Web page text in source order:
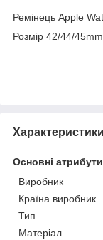
Ремінець Apple
Розмір 42/44/45mm
Характеристики
Основні атрибути
Виробник
Країна виробник
Тип
Матеріал